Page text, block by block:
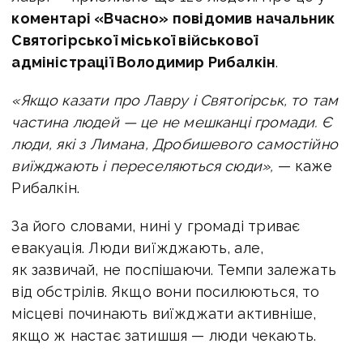
коментарі «Вчасно» повідомив начальник
Святогірської міської військової
адміністрації Володимир Рибалкін.
«Якщо казати про Лавру і Святогірськ, то там
частина людей — це не мешканці громади. Є
люди, які з Лимана, Дробишевого самостійно
виїжджають і переселяються сюди», — каже
Рибалкін.
За його словами, нині у громаді триває
евакуація. Люди виїжджають, але,
як зазвичай, не поспішаючи. Темпи залежать
від обстрілів. Якщо вони посилюються, то
місцеві починають виїжджати активніше,
якщо ж настає затишшя — люди чекають.